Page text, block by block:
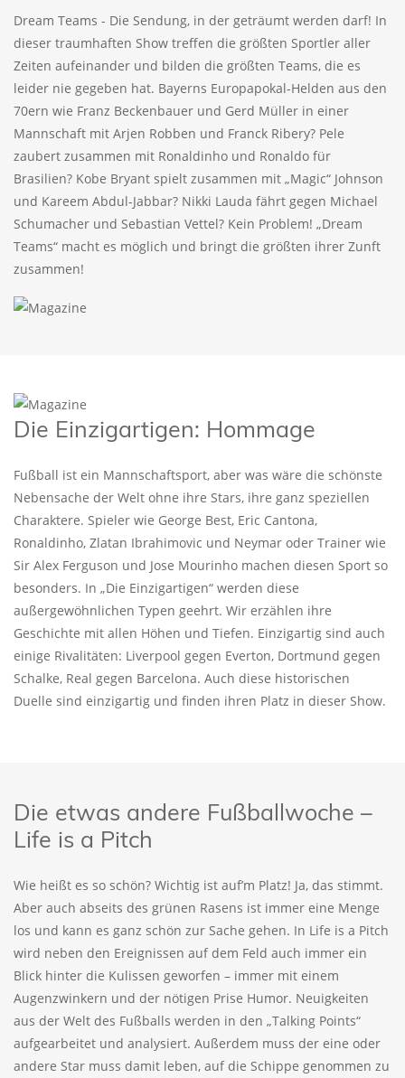
Dream Teams - Die Sendung, in der geträumt werden darf! In
dieser traumhaften Show treffen die größten Sportler aller
Zeiten aufeinander und bilden die größten Teams, die es
leider nie gegeben hat. Bayerns Europapokal-Helden aus den
70ern wie Franz Beckenbauer und Gerd Müller in einer
Mannschaft mit Arjen Robben und Franck Ribery? Pele
zaubert zusammen mit Ronaldinho und Ronaldo für
Brasilien? Kobe Bryant spielt zusammen mit „Magic“ Johnson
und Kareem Abdul-Jabbar? Nikki Lauda fährt gegen Michael
Schumacher und Sebastian Vettel? Kein Problem! „Dream
Teams“ macht es möglich und bringt die größten ihrer Zunft
zusammen!
Die Einzigartigen: Hommage
Fußball ist ein Mannschaftsport, aber was wäre die schönste
Nebensache der Welt ohne ihre Stars, ihre ganz speziellen
Charaktere. Spieler wie George Best, Eric Cantona,
Ronaldinho, Zlatan Ibrahimovic und Neymar oder Trainer wie
Sir Alex Ferguson und Jose Mourinho machen diesen Sport so
besonders. In „Die Einzigartigen“ werden diese
außergewöhnlichen Typen geehrt. Wir erzählen ihre
Geschichte mit allen Höhen und Tiefen. Einzigartig sind auch
einige Rivalitäten: Liverpool gegen Everton, Dortmund gegen
Schalke, Real gegen Barcelona. Auch diese historischen
Duelle sind einzigartig und finden ihren Platz in dieser Show.
Die etwas andere Fußballwoche –
Life is a Pitch
Wie heißt es so schön? Wichtig ist auf’m Platz! Ja, das stimmt.
Aber auch abseits des grünen Rasens ist immer eine Menge
los und kann es ganz schön zur Sache gehen. In Life is a Pitch
wird neben den Ereignissen auf dem Feld auch immer ein
Blick hinter die Kulissen geworfen – immer mit einem
Augenzwinkern und der nötigen Prise Humor. Neuigkeiten
aus der Welt des Fußballs werden in den „Talking Points“
aufgearbeitet und analysiert. Außerdem muss der eine oder
andere Star muss damit leben, auf die Schippe genommen zu